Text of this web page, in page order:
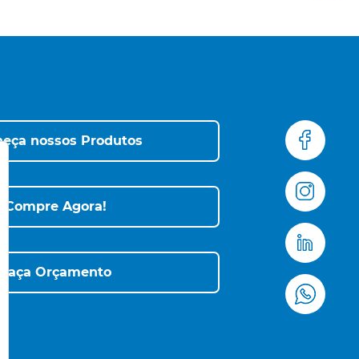
nossos Produtos
Compre Agora!
Faça Orçamento